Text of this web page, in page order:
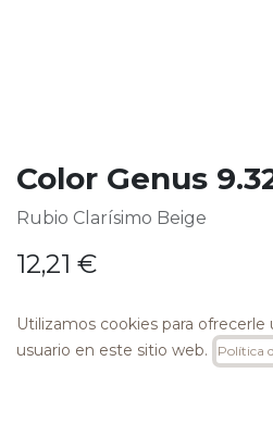
Color Genus
Rubio Clarísimo Beige
12,21 €
AÑADIR A LA
Utilizamos cookies para
usuario en este sitio web.
Política